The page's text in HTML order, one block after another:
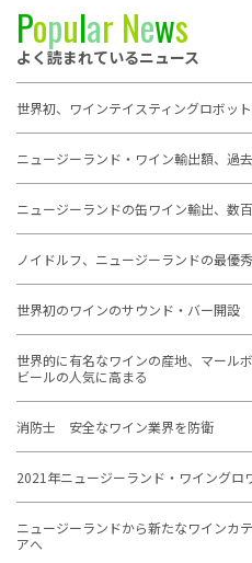
Popular News
よく読まれているニュース
世界初、ワインテイスティングロボッ
ニュージーランド・ワイン輸出額、過
ニュージーランドの缶ワイン輸出、数
ノイドルフ、ニュージーランドの最優
世界初のワインのサウンド・バー開設
世界的に有名なワインの産地、マール
ビールの人気に高まる
消防士 安全なワイン業界を防衛
2021年ニュージーランド・ワイングロ
ニュージーランドから新たなワインカ
アへ